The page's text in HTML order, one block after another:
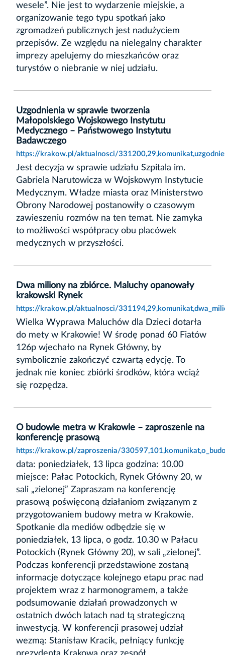
wesele”. Nie jest to wydarzenie miejskie, a
organizowanie tego typu spotkań jako
zgromadzeń publicznych jest nadużyciem
przepisów. Ze względu na nielegalny charakter
imprezy apelujemy do mieszkańców oraz
turystów o niebranie w niej udziału.
Uzgodnienia w sprawie tworzenia
Małopolskiego Wojskowego Instytutu
Medycznego – Państwowego Instytutu
Badawczego
https://krakow.pl/aktualnosci/
Jest decyzja w sprawie udziału Szpitala im.
Gabriela Narutowicza w Wojskowym Instytucie
Medycznym. Władze miasta oraz Ministerstwo
Obrony Narodowej postanowiły o czasowym
zawieszeniu rozmów na ten temat. Nie zamyka
to możliwości współpracy obu placówek
medycznych w przyszłości.
Dwa miliony na zbiórce. Maluchy opanowały
krakowski Rynek
https://krakow.pl/aktualnosci/
Wielka Wyprawa Maluchów dla Dzieci dotarła
do mety w Krakowie! W środę ponad 60 Fiatów
126p wjechało na Rynek Główny, by
symbolicznie zakończyć czwartą edycję. To
jednak nie koniec zbiórki środków, która wciąż
się rozpędza.
O budowie metra w Krakowie – zaproszenie na
konferencję prasową
https://krakow.pl/zaproszenia/
data: poniedziałek, 13 lipca godzina: 10.00
miejsce: Pałac Potockich, Rynek Główny 20, w
sali „zielonej” Zapraszam na konferencję
prasową poświęconą działaniom związanym z
przygotowaniem budowy metra w Krakowie.
Spotkanie dla mediów odbędzie się w
poniedziałek, 13 lipca, o godz. 10.30 w Pałacu
Potockich (Rynek Główny 20), w sali „zielonej”.
Podczas konferencji przedstawione zostaną
informacje dotyczące kolejnego etapu prac nad
projektem wraz z harmonogramem, a także
podsumowanie działań prowadzonych w
ostatnich dwóch latach nad tą strategiczną
inwestycją. W konferencji prasowej udział
wezmą: Stanisław Kracik, pełniący funkcję